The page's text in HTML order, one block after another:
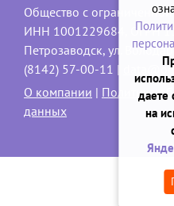
Общество с
ИНН 1001229684, ОГРН
Петрозаводск, ул.
(8142) 57-00-11 |
О компании | Политика
данных
даете
на